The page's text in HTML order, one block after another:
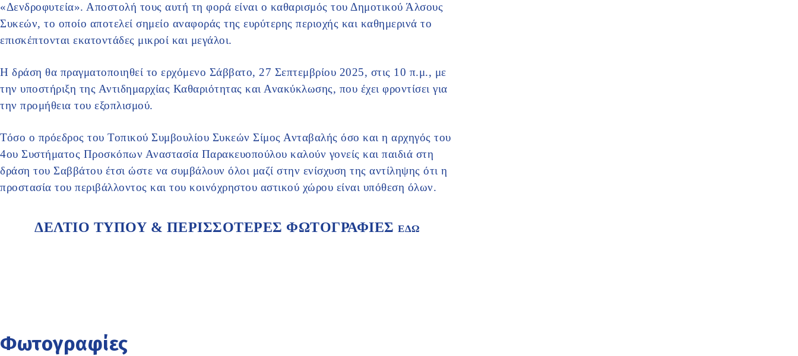
«Δενδροφυτεία». Αποστολή τους αυτή τη φορά είναι ο καθαρισμός του Δημοτικού Άλσους
Συκεών, το οποίο αποτελεί σημείο αναφοράς της ευρύτερης περιοχής και καθημερινά το
επισκέπτονται εκατοντάδες μικροί και μεγάλοι.
Η δράση θα πραγματοποιηθεί το ερχόμενο Σάββατο, 27 Σεπτεμβρίου 2025, στις 10 π.μ., με
την υποστήριξη της Αντιδημαρχίας Καθαριότητας και Ανακύκλωσης, που έχει φροντίσει για
την προμήθεια του εξοπλισμού.
Τόσο ο πρόεδρος του Τοπικού Συμβουλίου Συκεών Σίμος Ανταβαλής όσο και η αρχηγός του
4ου Συστήματος Προσκόπων Αναστασία Παρακευοπούλου καλούν γονείς και παιδιά στη
δράση του Σαββάτου έτσι ώστε να συμβάλουν όλοι μαζί στην ενίσχυση της αντίληψης ότι η
προστασία του περιβάλλοντος και του κοινόχρηστου αστικού χώρου είναι υπόθεση όλων.
ΔΕΛΤΙΟ ΤΥΠΟΥ & ΠΕΡΙΣΣΟΤΕΡΕΣ ΦΩΤΟΓΡΑΦΙΕΣΕΔΩ
Φωτογραφίες